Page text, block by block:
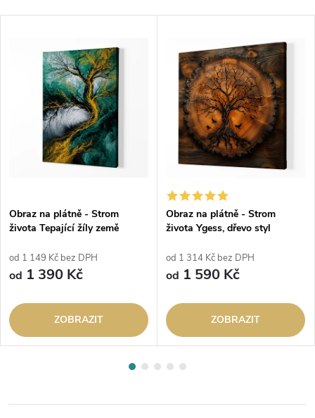
Obraz na plátně - Strom
života Tepající žíly země
od 1 149 Kč bez DPH
od 1 390 Kč
ZOBRAZIT
Obraz na plátně - Strom
života Ygess, dřevo styl
od 1 314 Kč bez DPH
od 1 590 Kč
ZOBRAZIT